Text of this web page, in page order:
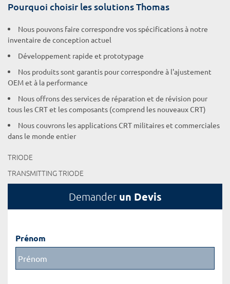
Pourquoi choisir les solutions Thomas
Nous pouvons faire correspondre vos spécifications à notre
inventaire de conception actuel
Développement rapide et prototypage
Nos produits sont garantis pour correspondre à l'ajustement
OEM et à la performance
Nous offrons des services de réparation et de révision pour
tous les CRT et les composants (comprend les nouveaux CRT)
Nous couvrons les applications CRT militaires et commerciales
dans le monde entier
TRIODE
TRANSMITTING TRIODE
Demander un Devis
Prénom